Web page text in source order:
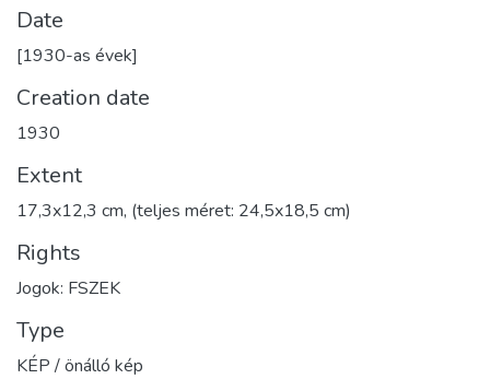
Date
[1930-as évek]
Creation date
1930
Extent
17,3x12,3 cm, (teljes méret: 24,5x18,5 cm)
Rights
Jogok: FSZEK
Type
KÉP / önálló kép